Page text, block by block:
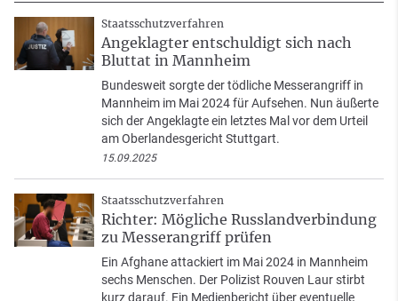
Staatsschutzverfahren
Angeklagter entschuldigt sich nach
Bluttat in Mannheim
Bundesweit sorgte der tödliche Messerangriff in
Mannheim im Mai 2024 für Aufsehen. Nun äußerte
sich der Angeklagte ein letztes Mal vor dem Urteil
am Oberlandesgericht Stuttgart.
15.09.2025
Staatsschutzverfahren
Richter: Mögliche Russlandverbindung
zu Messerangriff prüfen
Ein Afghane attackiert im Mai 2024 in Mannheim
sechs Menschen. Der Polizist Rouven Laur stirbt
kurz darauf. Ein Medienbericht über eventuelle